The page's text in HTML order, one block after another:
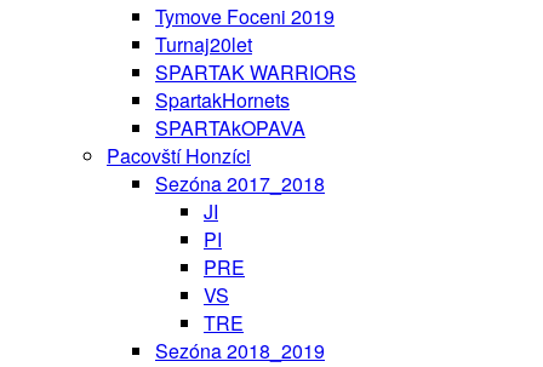
Tymove Foceni 2019
Turnaj20let
SPARTAK WARRIORS
SpartakHornets
SPARTAkOPAVA
Pacovští Honzíci
Sezóna 2017_2018
JI
PI
PRE
VS
TRE
Sezóna 2018_2019